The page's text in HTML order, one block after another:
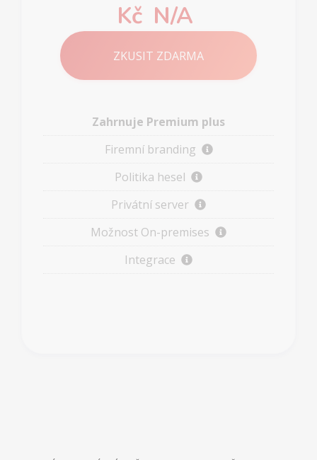
Kč N/A
ZKUSIT ZDARMA
Zahrnuje Premium plus
Firemní branding
Politika hesel
Privátní server
Možnost On-premises
Integrace